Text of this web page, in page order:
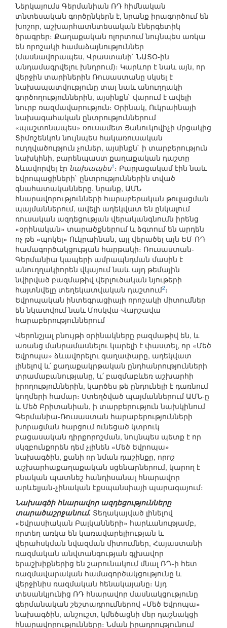
Ներկայումս Գերմանիան ՌԴ հիմնական
տնտեսական գործընկերն է, նրանք իրագործում են
խոշոր, աշխարհատնտեսական էներգետիկ
ծրագրեր։ Քաղաքական ոլորտում նույնպես առկա
են որոշակի համաձայնություններ
(մասնավորապես, Վրաստանի` ՆԱՏՕ-ին
անդամագրվելու խնդրում)։ Կարևոր է նաև այն, որ
վերջին տարիներին Ռուսաստանը սկսել է
նախապատվությունը տալ նաև անուղղակի
գործողություններին, այսինքն` վարում է ավելի
նուրբ ռազմավարություն։ Օրինակ, Ուկրաինայի
նախագահական ընտրություններում
«պաշտոնապես» ռուսամետ Յանուկովիչի մրցակից
Տիմոշենկոն նույնպես հակառուսական
ուղղվածություն չուներ, այսինքն` ի տարբերություն
նախկինի, բարենպաստ քաղաքական դաշտը
ձևավորվել էր նախապես1 ։ Բարյացակամ էին նաև
եվրոպացիների` ընտրություններին տված
գնահատականները. նրանք, ԱՄՆ
հնարավորությունների հարաբերական թուլացման
պայմաններում, ավելի ադեկվատ են ընկալում
ռուսական ազդեցության վերականգնումն իրենց
«օրինական» տարածքներում և ձգտում են արդեն
ոչ թե «պոկել» Ուկրաինան, այլ վերածել այն ԵՄ-ՌԴ
համագործակցության հարթակի։ Ռուսաստան-
Գերմանիա կապերի ամրապնդման մասին է
անուղղակիորեն վկայում նաև այդ թեմային
նվիրված բազմաթիվ վերլուծական նյութերի
հայտնվելը տեղեկատվական դաշտում2։
Եվրոպական ինտեգրացիայի որոշակի միտումներ
են նկատվում նաև Մոսկվա-Վարշավա
հարաբերություններում
Վերոնշյալ բնույթի օրինակները բազմաթիվ են, և
առանց մանրամասնելու կարելի է փաստել, որ «Մեծ
Եվրոպա» ձևավորելու գաղափարը, ադեկվատ
լինելով և՛ քաղաքակրթական ընդհանրությունների
տրամաբանությանը, և՛ բազմաբևեռ աշխարհի
իրողություններին, կարծես թե ընդունելի է դառնում
կողմերի համար։ Ստեղծված պայմաններում ԱՄՆ-ը
և Մեծ Բրիտանիան, ի տարբերություն նախկինում
Գերմանիա-Ռուսաստան հարաբերությունների
խորացման հարցում ունեցած կտրուկ
բացասական դիրքորոշման, նույնպես պետք է որ
սկզբունքորեն դեմ չլինեն «Մեծ Եվրոպա»
նախագծին, քանի որ նման դաշինքը, որոշ
աշխարհաքաղաքական սցենարներում, կարող է
բնական պատնեշ հանդիսանալ հնարավոր
արևելյան-չինական էքսպանսիայի պարագայում։
Նախագծի հնարավոր ազդեցությունները
տարածաշրջանում. Տեղակայված լինելով
«Եվրասիական Բալկանների» հարևանությամբ,
որտեղ առկա են կառավարելիության և
վերահսկման նվազման միտումներ, Հայաստանի
ռազմական անվտանգության գլխավոր
երաշխիքներից են շարունակում մնալ ՌԴ-ի հետ
ռազմավարական համագործակցությունը և
վերջինիս ռազմական հենակայանը։ Այդ
տեսանկյունից ՌԴ հնարավոր մասնակցությունը
գերմանական շեշտադրումներով «Մեծ Եվրոպա»
նախագծին, անշուշտ, կմեծացնի մեր դաշնակցի
հնարավորությունները։ Նման իրադրությունում